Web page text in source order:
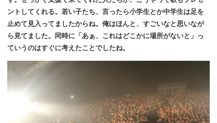
ントしてくれる。若い子たち、言ったら小学生とか中学生は足を
止めて見入ってましたからね。俺はほんと、すごいなと思いなが
ら見てました。同時に「あぁ、これはどこかに場所がないと」っ
ていうのはすぐに考えたことでしたね。